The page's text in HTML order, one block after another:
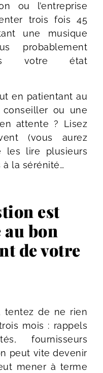
ou l’entreprise
trois fois 45
une musique
probablement
votre état
en patientant au
conseiller ou une
attente ? Lisez
(vous aurez
les lire plusieurs
la sérénité…
est
bon
de votre
tentez de ne rien
mois : rappels
fournisseurs
peut vite devenir
mener à terme